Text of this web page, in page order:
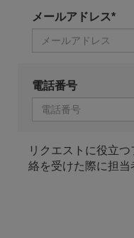
メールアドレス*
電話番号
リクエストに役立
絡を受けた際に担当